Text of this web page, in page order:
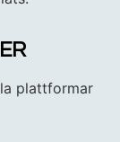
plattformar